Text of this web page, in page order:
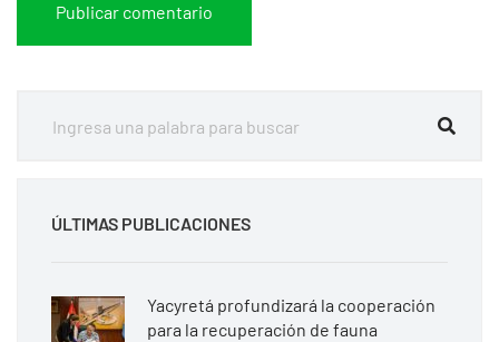
ÚLTIMAS PUBLICACIONES
Yacyretá profundizará la cooperación
para la recuperación de fauna